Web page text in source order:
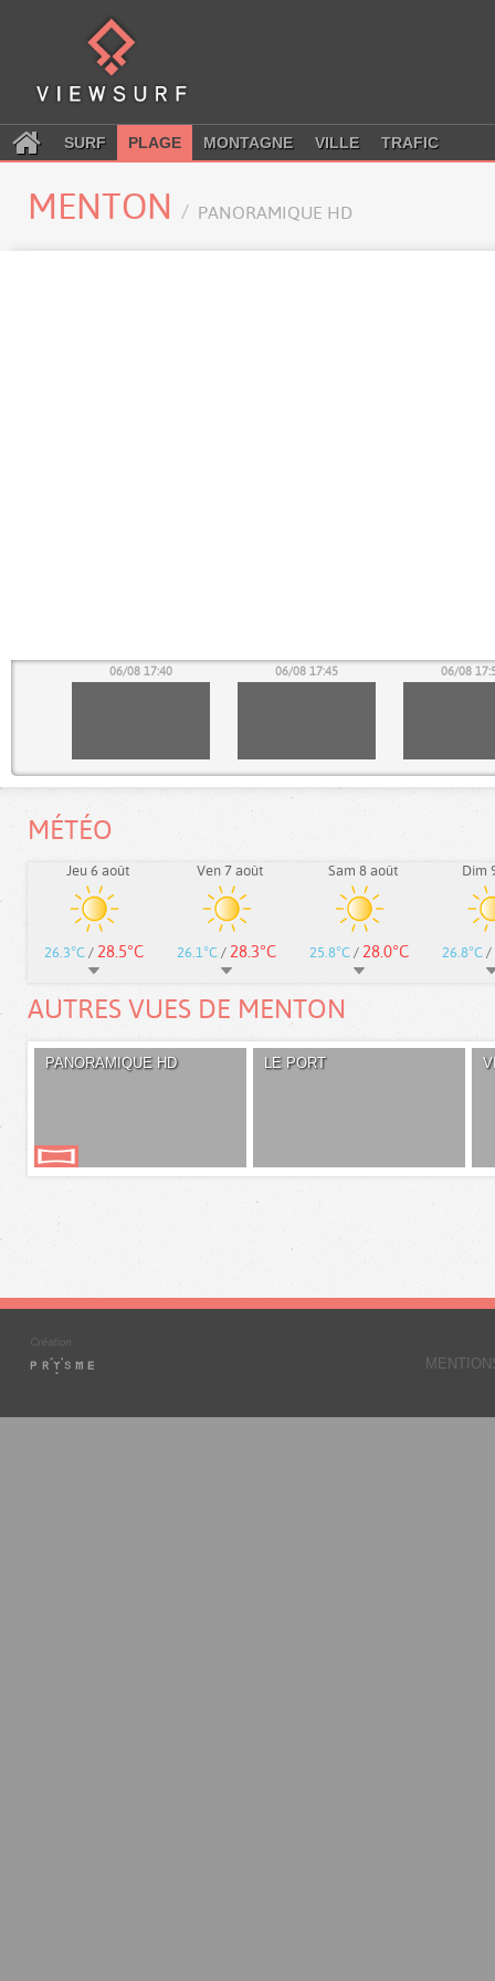
SURF PLAGE MONTAGNE VILLE TRAFIC
MENTON PANORAMIQUE HD
06/08 17:40 06/08 17:45 06/08
MÉTÉO
Jeu 6 août
26.3°C / 28.5°C
Ven 7 août
26.1°C / 28.3°C
Sam 8 août
25.8°C / 28.0°C
Dim
26.8°C /
AUTRES VUES DE MENTON
PANORAMIQUE HD LE PORT